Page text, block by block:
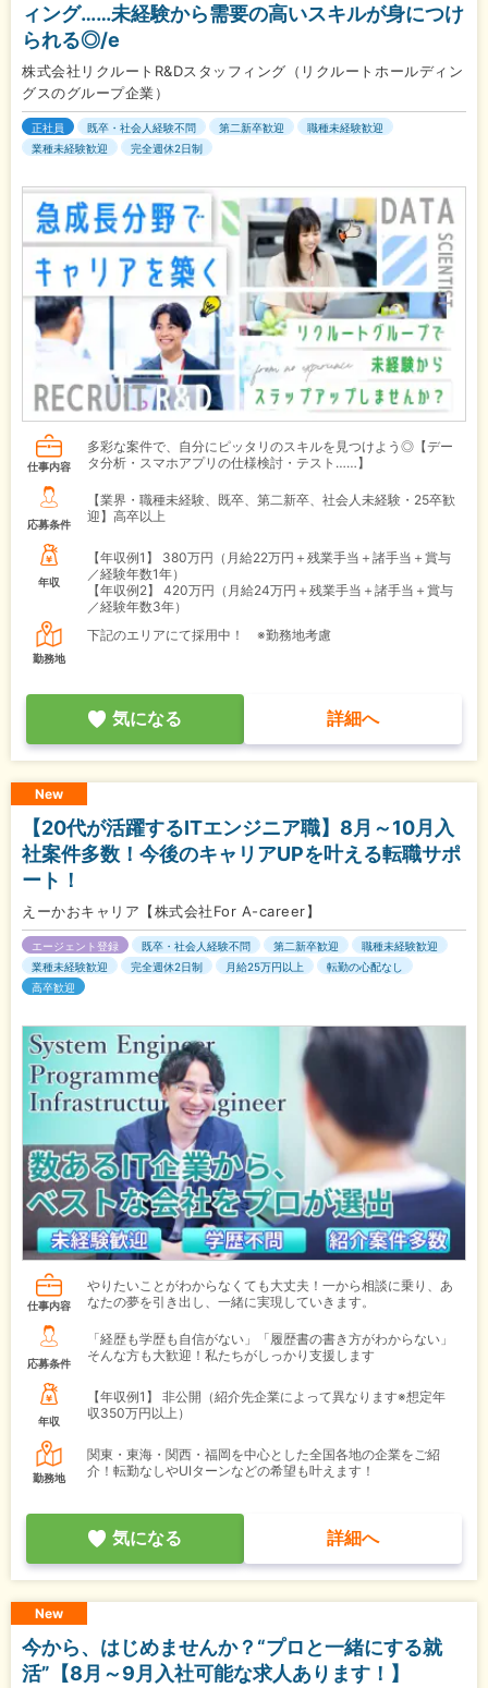
ィング……未経験から需要の高いスキルが身につけ
られる◎/e
株式会社リクルートR&Dスタッフィング（リクルートホールディン
グスのグループ企業）
正社員 既卒・社会人経験不問 第二新卒歓迎
職種未経験歓迎
業種未経験歓迎
完全週休2日制
仕事内容
多彩な案件で、自分にピッタリのスキルを見つけよう◎【デー
タ分析・スマホアプリの仕様検討・テスト……】
応募条件
【業界・職種未経験、既卒、第二新卒、社会人未経験・25卒歓
迎】高卒以上
年収
【年収例1】
380万円（月給22万円＋残業手当＋諸手当＋賞与
／経験年数1年）
【年収例2】
420万円（月給24万円＋残業手当＋諸手当＋賞与
／経験年数3年）
勤務地
下記のエリアにて採用中！ ※勤務地考慮
気になる 詳細へ
New
【20代が活躍するITエンジニア職】8月～10月入
社案件多数！今後のキャリアUPを叶える転職サポ
ート！
えーかおキャリア【株式会社For A-career】
エージェント登録 既卒・社会人経験不問 第二新卒歓迎
職種未経験歓迎
業種未経験歓迎
完全週休2日制 月給25万円以上
転勤の心配なし
高卒歓迎
仕事内容
やりたいことがわからなくても大丈夫！一から相談に乗り、あ
なたの夢を引き出し、一緒に実現していきます。
応募条件
「経歴も学歴も自信がない」「履歴書の書き方がわからない」
そんな方も大歓迎！私たちがしっかり支援します
年収
【年収例1】
非公開（紹介先企業によって異なります※想定年
収350万円以上）
勤務地
関東・東海・関西・福岡を中心とした全国各地の企業をご紹
介！転勤なしやUIターンなどの希望も叶えます！
気になる 詳細へ
New
今から、はじめませんか？“プロと一緒にする就
活”【8月～9月入社可能な求人あります！】